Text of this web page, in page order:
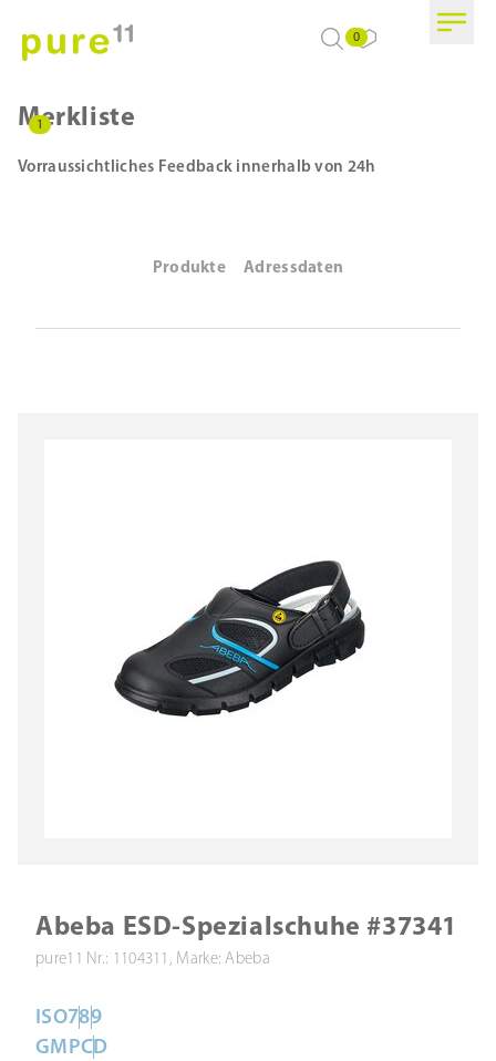
0
Merkliste
1
Vorraussichtliches Feedback innerhalb von 24h
Produkte Adressdaten
Abeba ESD-Spezialschuhe #37341
pure11 Nr.: 1104311, Marke: Abeba
ISO789
GMPCD